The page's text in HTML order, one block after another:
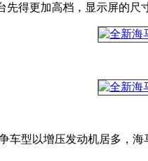
得更加高档，显示屏的
车型以增压发动机居多，